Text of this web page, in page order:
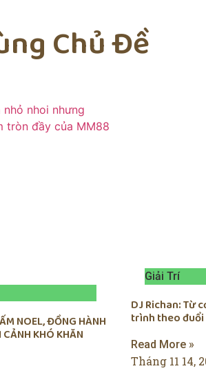
Chủ Đề
NOEL, ĐỒNG HÀNH
KHÓ KHĂN
Giải Trí
DJ Richan: Từ
trình theo đuổi
Read More »
Tháng 11 14,